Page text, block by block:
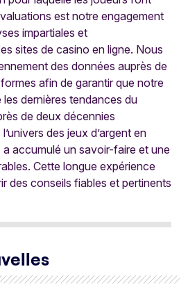
est notre engagement
impartiales et
sites de casino en ligne. Nous
des données auprès de
afin de garantir que notre
dernières tendances du
de deux décennies
des jeux d’argent en
a accumulé un savoir-faire et une
Cette longue expérience
des conseils fiables et pertinents